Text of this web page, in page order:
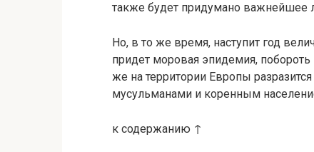
также будет придумано важнейшее
Но, в то же время, наступит год
придет моровая эпидемия,
же на территории Европы
мусульманами и коренным
к содержанию ↑